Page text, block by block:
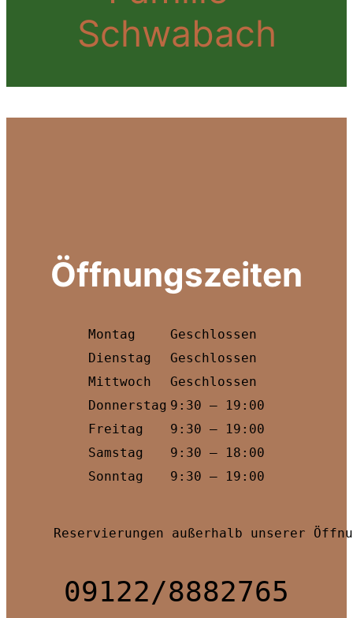
Schwabach
Öffnungszeiten
Montag
Geschlossen
Dienstag
Geschlossen
Mittwoch
Geschlossen
Donnerstag 9:30 — 19:00
Freitag
9:30 — 19:00
Samstag
9:30 — 18:00
Sonntag
9:30 — 19:00
Reservierungen außerhalb unserer
09122/8882765